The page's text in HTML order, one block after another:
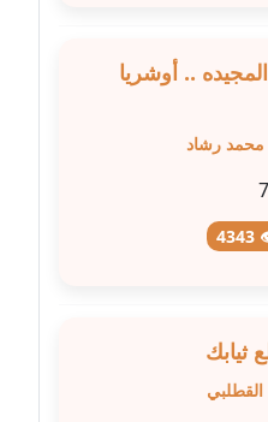
.. أوشريا
محمد رشاد
👁
ثيابك